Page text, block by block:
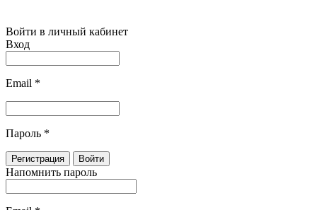
Войти в личный кабинет
Вход
Email *
Пароль *
Напомнить пароль